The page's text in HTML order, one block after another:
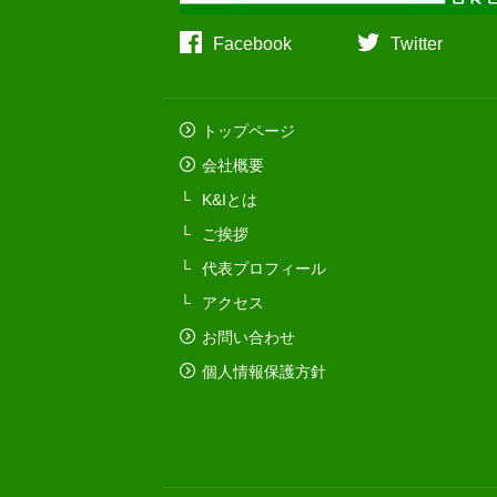
Facebook Twitter
トップページ
会社概要
K&Iとは
ご挨拶
代表プロフィール
アクセス
お問い合わせ
個人情報保護方針